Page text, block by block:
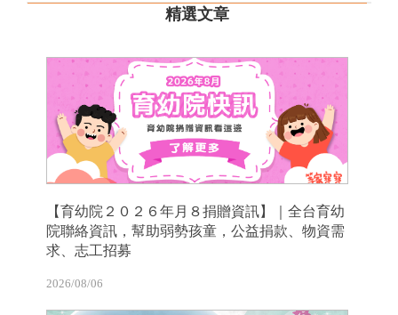
精選文章
【育幼院２０２６年月８捐贈資訊】｜全台育幼
院聯絡資訊，幫助弱勢孩童，公益捐款、物資需
求、志工招募
2026/08/06